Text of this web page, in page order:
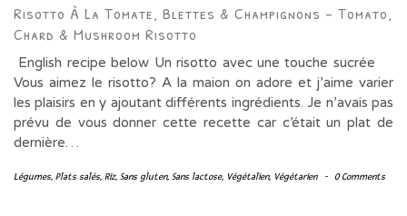
Risotto À La Tomate, Blettes & Champignons – Tomato,
Chard & Mushroom Risotto
English recipe below Un risotto avec une touche sucrée
Vous aimez le risotto? A la maion on adore et j’aime varier
les plaisirs en y ajoutant différents ingrédients. Je n’avais pas
prévu de vous donner cette recette car c’était un plat de
dernière…
Légumes, Plats salés, Riz, Sans gluten, Sans lactose, Végétalien, Végétarien - 0 Comments